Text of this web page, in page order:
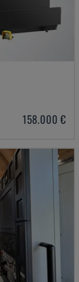
158.000 €